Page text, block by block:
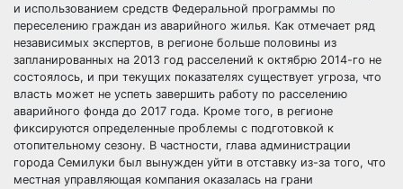
и использованием средств Федеральной программы по
переселению граждан из аварийного жилья. Как отмечает ряд
независимых экспертов, в регионе больше половины из
запланированных на 2013 год расселений к октябрю 2014-го не
состоялось, и при текущих показателях существует угроза, что
власть может не успеть завершить работу по расселению
аварийного фонда до 2017 года. Кроме того, в регионе
фиксируются определенные проблемы с подготовкой к
отопительному сезону. В частности, глава администрации
города Семилуки был вынужден уйти в отставку из-за того, что
местная управляющая компания оказалась на грани